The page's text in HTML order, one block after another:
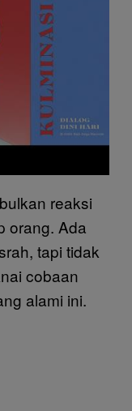
reaksi
orang. Ada
tapi tidak
cobaan
alami ini.